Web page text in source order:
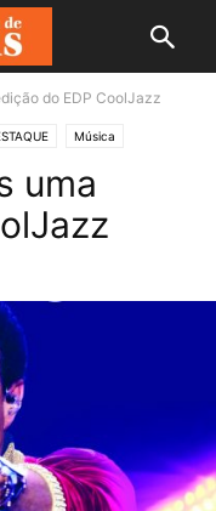
do EDP CoolJazz
Música
uma